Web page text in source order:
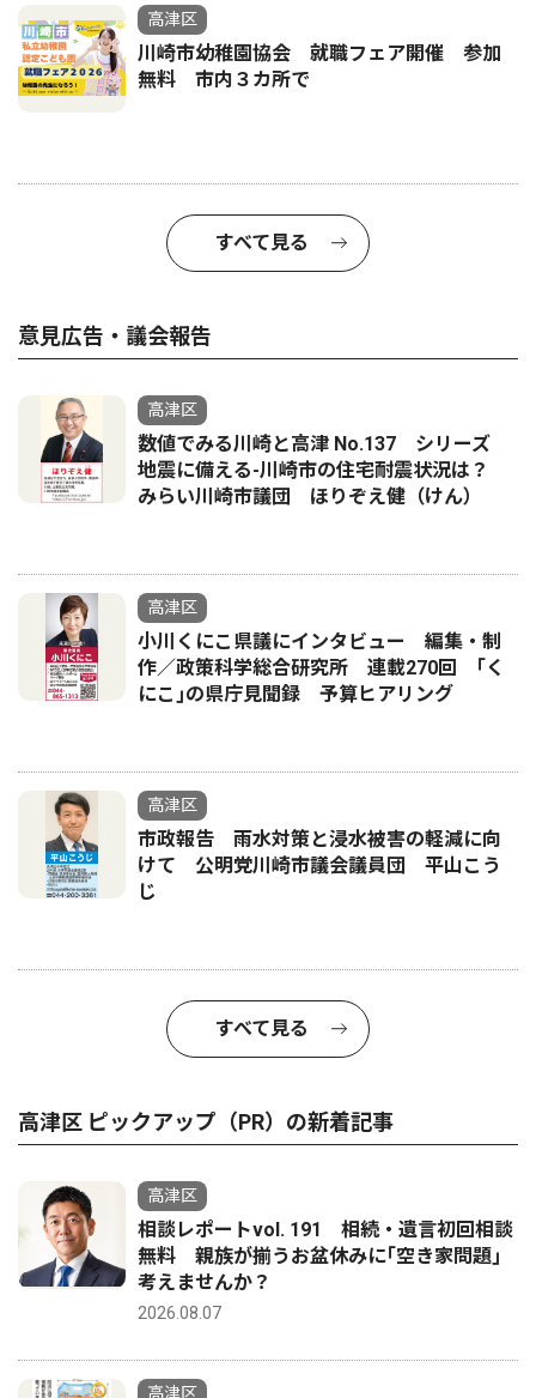
高津区
川崎市幼稚園協会 就職フェア開催 参加
無料 市内３カ所で
すべて見る
意見広告・議会報告
高津区
数値でみる川崎と高津 No.137 シリーズ
地震に備える-川崎市の住宅耐震状況は？
みらい川崎市議団 ほりぞえ健（けん）
高津区
小川くにこ県議にインタビュー 編集・制
作／政策科学総合研究所 連載270回 ｢く
にこ｣の県庁見聞録 予算ヒアリング
高津区
市政報告 雨水対策と浸水被害の軽減に向
けて 公明党川崎市議会議員団 平山こう
じ
すべて見る
高津区 ピックアップ（PR）の新着記事
高津区
相談レポートvol. 191 相続・遺言初回相談
無料 親族が揃うお盆休みに｢空き家問題｣
考えませんか？
2026.08.07
高津区